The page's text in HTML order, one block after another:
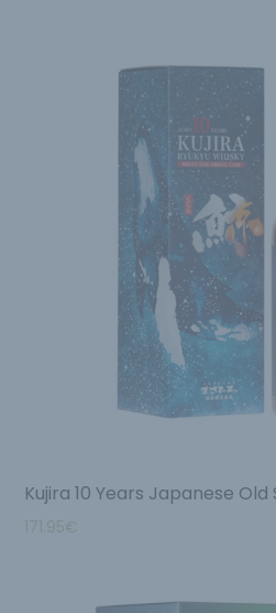
Kujira 10 Years Japanese
171.95€